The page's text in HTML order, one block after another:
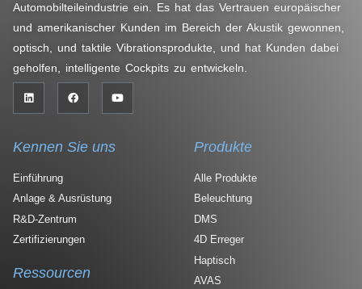
Automobilteileindustrie ein. Es hat das Vertrauen europäischer
und amerikanischer Kunden im Bereich der Akustik gewonnen,
optisch, und taktile Vibrationsprodukte, und hat Kunden dabei
geholfen, intelligente Cockpits zu entwickeln.
Kennen Sie uns
Einführung
Anlage & Ausrüstung
R&D-Zentrum
Zertifizierungen
Produkte
Alle Produkte
Beleuchtung
DMS
4D Erreger
Haptisch
AVAS
Ressourcen